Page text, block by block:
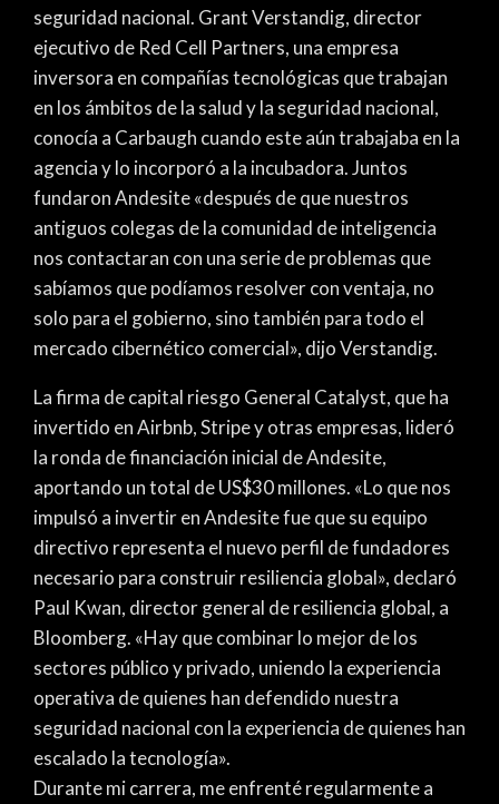
seguridad nacional. Grant Verstandig, director
ejecutivo de Red Cell Partners, una empresa
inversora en compañías tecnológicas que trabajan
en los ámbitos de la salud y la seguridad nacional,
conocía a Carbaugh cuando este aún trabajaba en la
agencia y lo incorporó a la incubadora. Juntos
fundaron Andesite «después de que nuestros
antiguos colegas de la comunidad de inteligencia
nos contactaran con una serie de problemas que
sabíamos que podíamos resolver con ventaja, no
solo para el gobierno, sino también para todo el
mercado cibernético comercial», dijo Verstandig.
La firma de capital riesgo General Catalyst, que ha
invertido en Airbnb, Stripe y otras empresas, lideró
la ronda de financiación inicial de Andesite,
aportando un total de US$30 millones. «Lo que nos
impulsó a invertir en Andesite fue que su equipo
directivo representa el nuevo perfil de fundadores
necesario para construir resiliencia global», declaró
Paul Kwan, director general de resiliencia global, a
Bloomberg. «Hay que combinar lo mejor de los
sectores público y privado, uniendo la experiencia
operativa de quienes han defendido nuestra
seguridad nacional con la experiencia de quienes han
escalado la tecnología».
Durante mi carrera, me enfrenté regularmente a